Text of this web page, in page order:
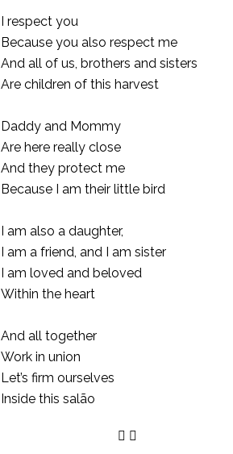
I respect you
Because you also respect me
And all of us, brothers and sisters
Are children of this harvest
Daddy and Mommy
Are here really close
And they protect me
Because I am their little bird
I am also a daughter,
I am a friend, and I am sister
I am loved and beloved
Within the heart
And all together
Work in union
Let’s firm ourselves
Inside this salão